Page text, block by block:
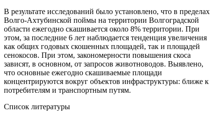
В результате исследований было установлено, что в пределах
Волго-Ахтубинской поймы на территории Волгоградской
области ежегодно скашивается около 8% территории. При
этом, за последние 6 лет наблюдается тенденция увеличения
как общих годовых скошенных площадей, так и площадей
сенокосов. При этом, закономерности повышения скоса
зависят, в основном, от запросов животноводов. Выявлено,
что основные ежегодно скашиваемые площади
концентрируются вокруг объектов инфраструктуры: ближе к
потребителям и транспортным путям.
Список литературы